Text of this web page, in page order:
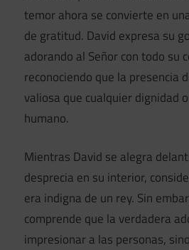
temor ahora se convierte en
de gratitud. David expresa su
adorando al Señor con todo su
reconociendo que la presencia
valiosa que cualquier dignidad
humano.
Mientras David se alegra
desprecia en su interior,
era indigna de un rey. Sin
comprende que la verdadera
impresionar a las personas,